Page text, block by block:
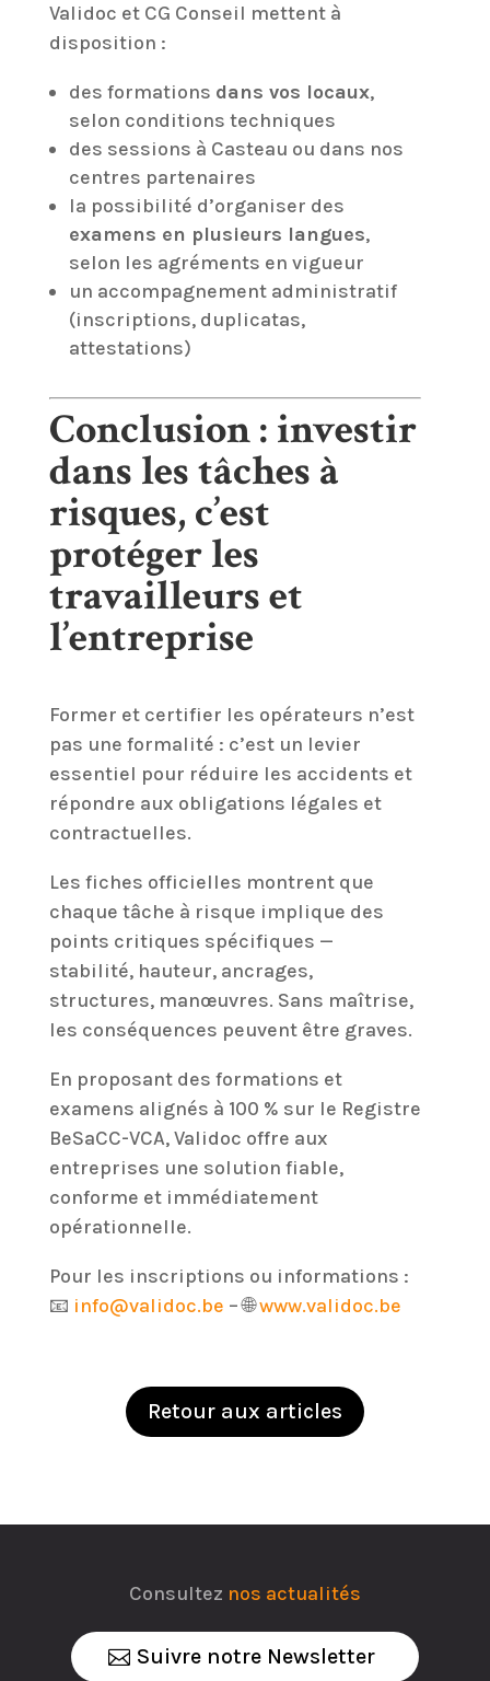
Validoc et CG Conseil mettent à
disposition :
des formations dans vos locaux,
selon conditions techniques
des sessions à Casteau ou dans nos
centres partenaires
la possibilité d’organiser des
examens en plusieurs langues,
selon les agréments en vigueur
un accompagnement administratif
(inscriptions, duplicatas,
attestations)
Conclusion : investir
dans les tâches à
risques, c’est
protéger les
travailleurs et
l’entreprise
Former et certifier les opérateurs n’est
pas une formalité : c’est un levier
essentiel pour réduire les accidents et
répondre aux obligations légales et
contractuelles.
Les fiches officielles montrent que
chaque tâche à risque implique des
points critiques spécifiques —
stabilité, hauteur, ancrages,
structures, manœuvres. Sans maîtrise,
les conséquences peuvent être graves.
En proposant des formations et
examens alignés à 100 % sur le Registre
BeSaCC-VCA, Validoc offre aux
entreprises une solution fiable,
conforme et immédiatement
opérationnelle.
Pour les inscriptions ou informations :
📧 info@validoc.be – 🌐www.validoc.be
Retour aux articles
Consultez nos actualités
Suivre notre Newsletter